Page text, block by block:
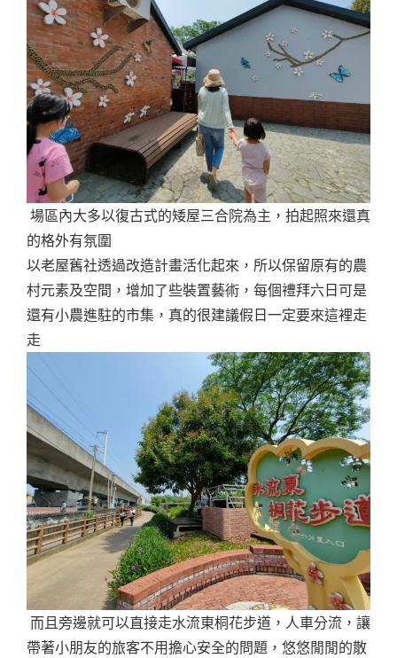
場區內大多以復古式的矮屋三合院為主，拍起照來還真
的格外有氛圍
以老屋舊社透過改造計畫活化起來，所以保留原有的農
村元素及空間，增加了些裝置藝術，每個禮拜六日可是
還有小農進駐的市集，真的很建議假日一定要來這裡走
走
而且旁邊就可以直接走水流東桐花步道，人車分流，讓
帶著小朋友的旅客不用擔心安全的問題，悠悠閒閒的散